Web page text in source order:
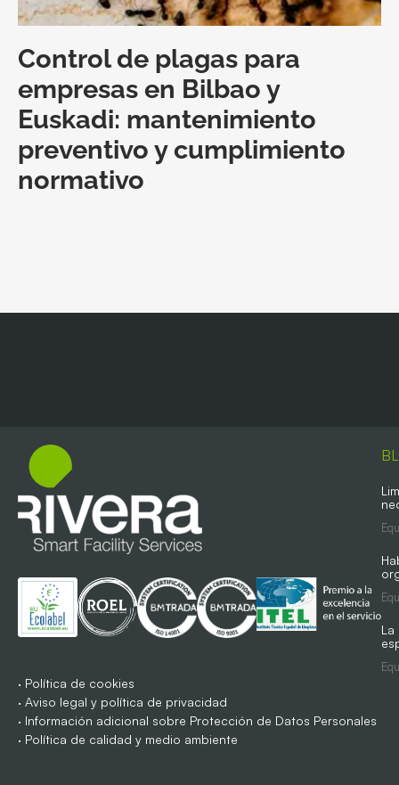
Control de plagas para
empresas en Bilbao y
Euskadi: mantenimiento
preventivo y cumplimiento
normativo
· Política de cookies
· Aviso legal y política de privacidad
· Información adicional sobre Protección de Datos Personales
· Política de calidad y medio ambiente